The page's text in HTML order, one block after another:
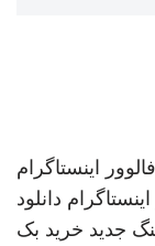
اینستاگرام
دانلود
جدید خرید بک